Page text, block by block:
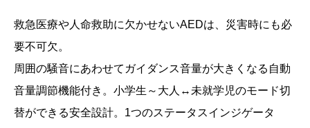
救急医療や人命救助に欠かせないAEDは、災害時にも必
要不可欠。
周囲の騒音にあわせてガイダンス音量が大きくなる自動
音量調節機能付き。小学生～大人↔未就学児のモード切
替ができる安全設計。1つのステータスインジゲータ